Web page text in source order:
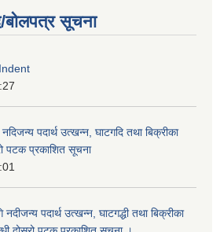
बोलपत्र सूचना
पदार्थ उत्खन्न, घाटगदि तथा बिक्रीका
पटक प्रकाशित सूचना
पदार्थ उत्खन्न, घाटगद्धी तथा बिक्रीका